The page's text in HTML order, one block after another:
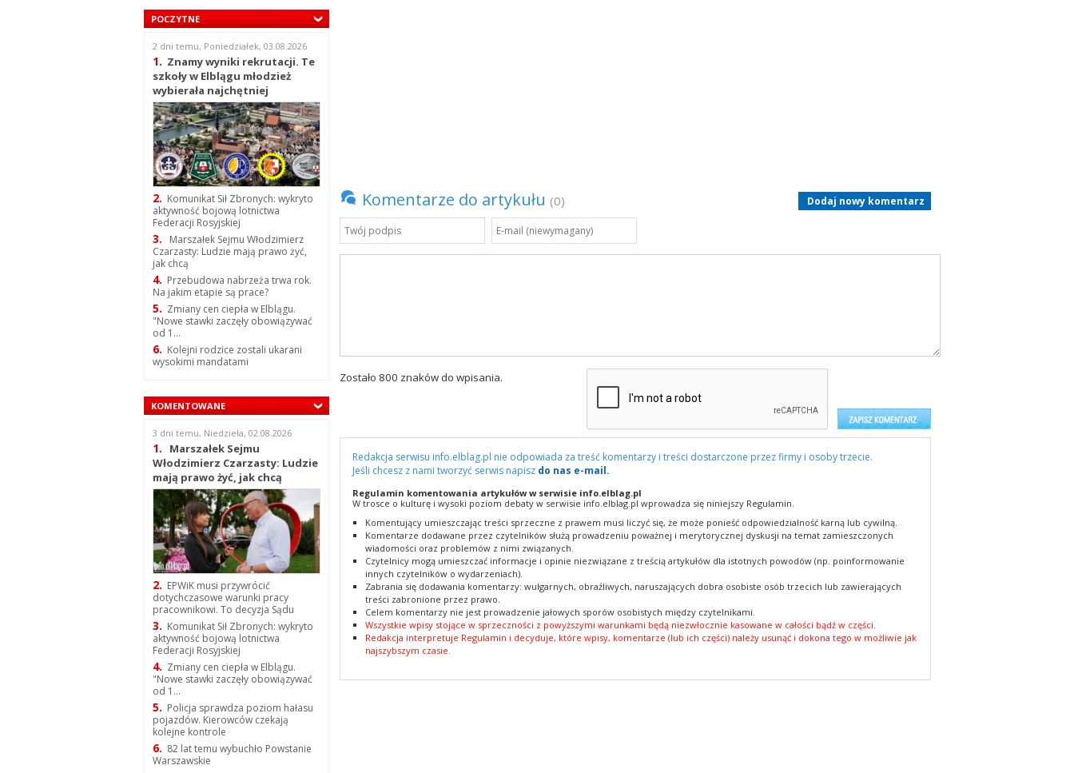
POCZYTNE
2 dni temu, Poniedziałek, 03.08.2026
1. Znamy wyniki rekrutacji. Te
szkoły w Elblągu młodzież
wybierała najchętniej
2. Komunikat Sił Zbronych: wykryto
aktywność bojową lotnictwa
Federacji Rosyjskiej
3.
Marszałek Sejmu Włodzimierz
Czarzasty: Ludzie mają prawo żyć,
jak chcą
4. Przebudowa nabrzeża trwa rok.
Na jakim etapie są prace?
5. Zmiany cen ciepła w Elblągu.
"Nowe stawki zaczęły obowiązywać
od 1...
6. Kolejni rodzice zostali ukarani
wysokimi mandatami
KOMENTOWANE
3 dni temu, Niedziela, 02.08.2026
1.
Marszałek Sejmu
Włodzimierz Czarzasty: Ludzie
mają prawo żyć, jak chcą
2. EPWiK musi przywrócić
dotychczasowe warunki pracy
pracownikowi. To decyzja Sądu
3. Komunikat Sił Zbronych: wykryto
aktywność bojową lotnictwa
Federacji Rosyjskiej
4. Zmiany cen ciepła w Elblągu.
"Nowe stawki zaczęły obowiązywać
od 1...
5. Policja sprawdza poziom hałasu
pojazdów. Kierowców czekają
kolejne kontrole
6. 82 lat temu wybuchło Powstanie
Warszawskie
Komentarze do artykułu (0) Dodaj nowy komentarz
Zostało 800 znaków do wpisania.
Redakcja serwisu info.elblag.pl nie odpowiada za treść komentarzy i treści dostarczone przez firmy i osoby trzecie.
Jeśli chcesz z nami tworzyć serwis napisz do nas e-mail.
Regulamin komentowania artykułów w serwisie info.elblag.pl
W trosce o kulturę i wysoki poziom debaty w serwisie info.elblag.pl wprowadza się niniejszy Regulamin.
Komentujący umieszczając treści sprzeczne z prawem musi liczyć się, że może ponieść odpowiedzialność karną lub cywilną.
Komentarze dodawane przez czytelników służą prowadzeniu poważnej i merytorycznej dyskusji na temat zamieszczonych
wiadomości oraz problemów z nimi związanych.
Czytelnicy mogą umieszczać informacje i opinie niezwiązane z treścią artykułów dla istotnych powodów (np. poinformowanie
innych czytelników o wydarzeniach).
Zabrania się dodawania komentarzy: wulgarnych, obraźliwych, naruszających dobra osobiste osób trzecich lub zawierających
treści zabronione przez prawo.
Celem komentarzy nie jest prowadzenie jałowych sporów osobistych między czytelnikami.
Wszystkie wpisy stojące w sprzeczności z powyższymi warunkami będą niezwłocznie kasowane w całości bądź w części.
Redakcja interpretuje Regulamin i decyduje, które wpisy, komentarze (lub ich części) należy usunąć i dokona tego w możliwie jak
najszybszym czasie.